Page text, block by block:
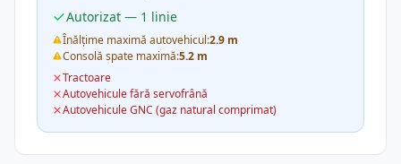
Autorizat — 1 linie
Înălțime maximă autovehicul:2.9 m
Consolă spate maximă:5.2 m
Tractoare
Autovehicule fără servofrână
Autovehicule GNC (gaz natural comprimat)